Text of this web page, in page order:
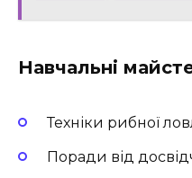
Навчальні
Техніки рибної
Поради від